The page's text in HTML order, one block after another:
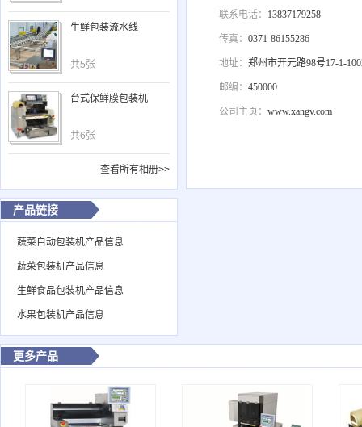
联系电话： 13837179258
传真： 0371-86155286
地址： 郑州市开元路98号17-1-
邮编： 450000
公司主页： www.xangv.com
生鲜包装流水线
共5张
台式保鲜膜包装机
共6张
查看所有相册>>
产品链接
蔬菜自动包装机产品信息
蔬菜包装机产品信息
生鲜食品包装机产品信息
水果包装机产品信息
更多产品